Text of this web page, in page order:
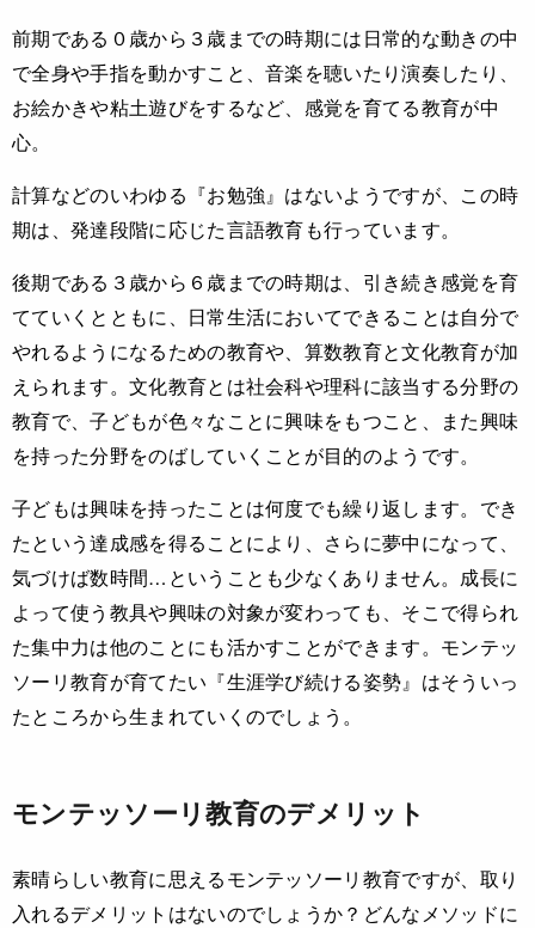
前期である０歳から３歳までの時期には日常的な動きの中
で全身や手指を動かすこと、音楽を聴いたり演奏したり、
お絵かきや粘土遊びをするなど、感覚を育てる教育が中
心。
計算などのいわゆる『お勉強』はないようですが、この時
期は、発達段階に応じた言語教育も行っています。
後期である３歳から６歳までの時期は、引き続き感覚を育
てていくとともに、日常生活においてできることは自分で
やれるようになるための教育や、算数教育と文化教育が加
えられます。文化教育とは社会科や理科に該当する分野の
教育で、子どもが色々なことに興味をもつこと、また興味
を持った分野をのばしていくことが目的のようです。
子どもは興味を持ったことは何度でも繰り返します。でき
たという達成感を得ることにより、さらに夢中になって、
気づけば数時間…ということも少なくありません。成長に
よって使う教具や興味の対象が変わっても、そこで得られ
た集中力は他のことにも活かすことができます。モンテッ
ソーリ教育が育てたい『生涯学び続ける姿勢』はそういっ
たところから生まれていくのでしょう。
モンテッソーリ教育のデメリット
素晴らしい教育に思えるモンテッソーリ教育ですが、取り
入れるデメリットはないのでしょうか？どんなメソッドに